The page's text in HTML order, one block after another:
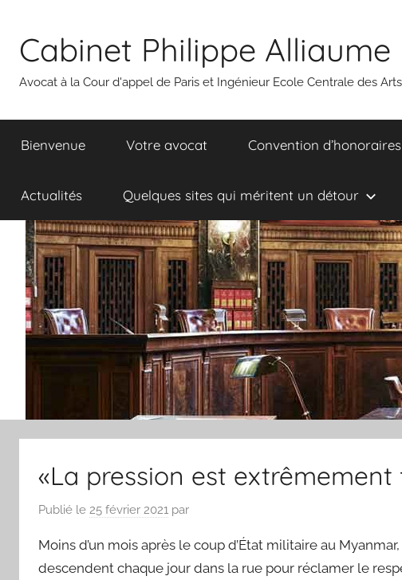
contenu
Cabinet Philippe Alliaume
Avocat à la Cour d'appel de Paris et Ingénieur Ecole Centrale des
Bienvenue Votre avocat Convention d’honoraires
Actualités Quelques sites qui méritent un détour
«La pression est
Publié le 25 février 2021 par
Moins d’un mois après le coup d’État militaire au
descendent chaque jour dans la rue pour réclamer le